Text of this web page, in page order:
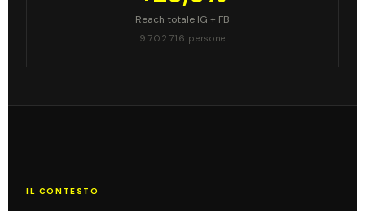
Reach totale IG + FB
9.702.716 persone
IL CONTESTO